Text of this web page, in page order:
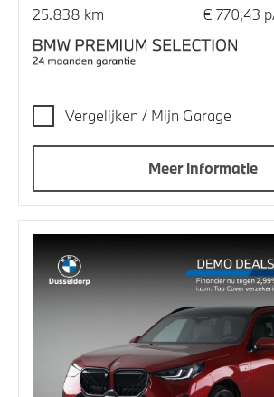
25.838 km € 770,43
Vergelijken / Mijn Garage
Meer informatie